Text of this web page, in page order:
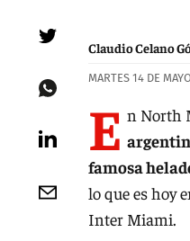
Claudio Celano
MARTES 14 DE
E n North
famosa
lo que es hoy
Inter Miami.